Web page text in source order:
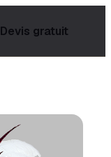
Devis gratuit